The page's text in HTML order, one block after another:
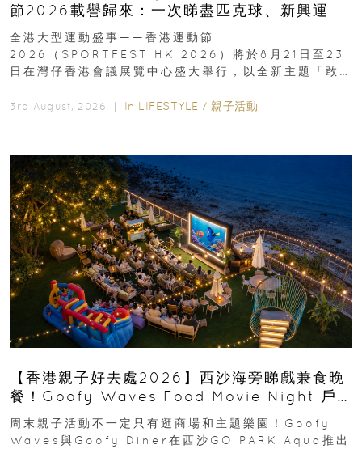
節2026載譽歸來：一次睇盡匹克球、新興運
動、街舞比賽＋逾百運動品牌展覽
全港大型運動盛事——香港運動節
2026（SPORTFEST HK 2026）將於8月21日至23
日在灣仔香港會議展覽中心盛大舉行，以全新主題「敢
3rd August, 2026 ｜ In LIFESTYLE / 親子活動
【香港親子好去處2026】西沙海旁睇戲兼食晚
餐！Goofy Waves Food Movie Night 戶
外影院逢週末登場
周末親子活動不一定只有逛商場和主題樂園！Goofy
Waves與Goofy Diner在西沙GO PARK Aqua推出